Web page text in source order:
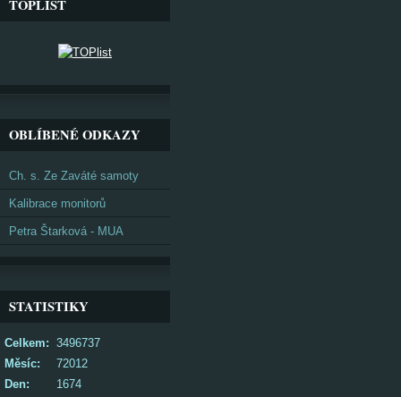
TOPLIST
OBLÍBENÉ ODKAZY
Ch. s. Ze Zaváté samoty
Kalibrace monitorů
Petra Štarková - MUA
STATISTIKY
Celkem: 3496737
Měsíc:
72012
Den:
1674